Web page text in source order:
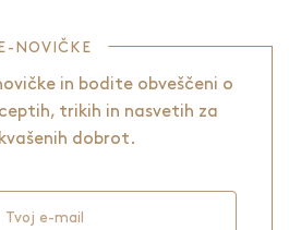
E-NOVIČKE
in bodite obveščeni o
trikih in nasvetih za
dobrot.
Tvoj e-mail